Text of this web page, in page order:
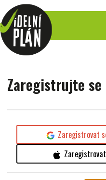
Zaregistrujte se
Zaregistrovat